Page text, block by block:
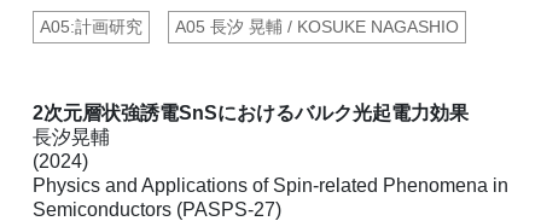
A05:計画研究 A05 長汐 晃輔 / KOSUKE NAGASHIO
2次元層状強誘電SnSにおけるバルク光起電力効果
長汐晃輔
(2024)
Physics and Applications of Spin-related Phenomena in
Semiconductors (PASPS-27)